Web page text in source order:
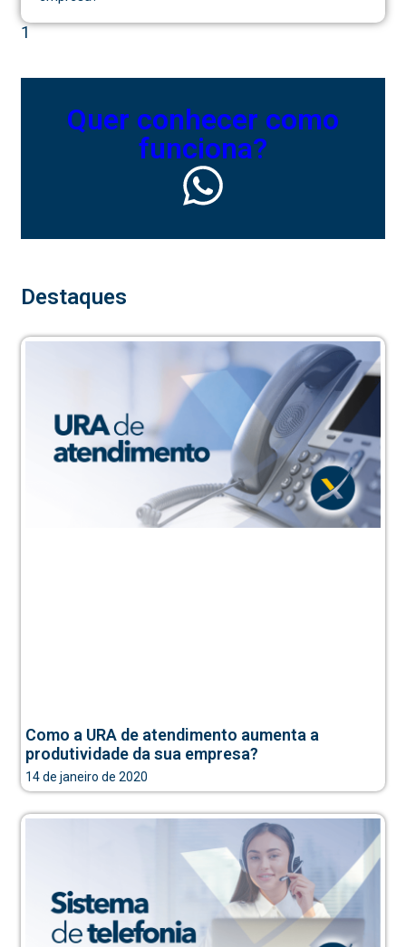
Quer conhecer como
funciona?
Destaques
Como a URA de atendimento aumenta a
produtividade da sua empresa?
14 de janeiro de 2020